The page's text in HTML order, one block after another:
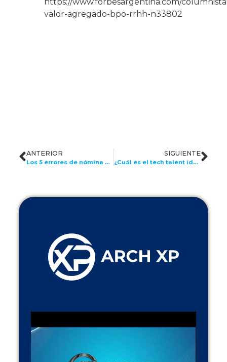
https://www.forbesargentina.com/
valor-agregado-bpo-rrhh-n33802
ANTERIOR
Los 5 errores de nómina más frecuentes y cómo proteger a tu empresa
SIGUIENTE
¿Cuál es el tech talent ideal para tu empresa? Todo lo que necesitas saber